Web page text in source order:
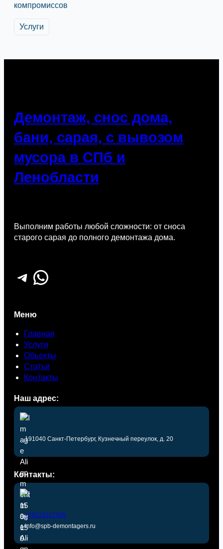
компромиссов
Услуги
Демонтаж, снос дома,
бани, сарая, с вывозом
мусора в СПб и
Ленобласти
Выполним работы любой сложности: от сноса
старого сарая до полного демонтажа дома.
Telegram WhatsApp
Меню
Главная
Услуги
Объекты
Статьи
Контакты
Наш адрес:
191040 Санкт-Петербург, Кузнечный переулок, д. 20
Контакты:
+79119227505
info@spb-demontagers.ru